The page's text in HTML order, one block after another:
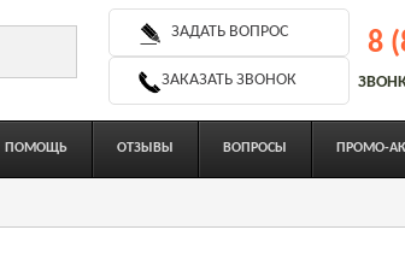
ЗАДАТЬ ВОПРОС
ЗАКАЗАТЬ ЗВОНОК
8
ПОМОЩЬ ОТЗЫВЫ ВОПРОСЫ ПРОМО-